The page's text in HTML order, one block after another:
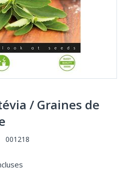
/ Graines de
001218